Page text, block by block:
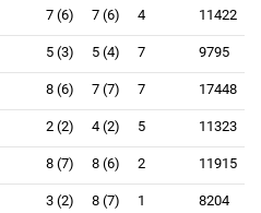
7 (6) 7 (6) 4 11422
5 (3) 5 (4) 7 9795
8 (6) 7 (7) 7 17448
2 (2) 4 (2) 5 11323
8 (7) 8 (6) 2 11915
3 (2) 8 (7) 1 8204